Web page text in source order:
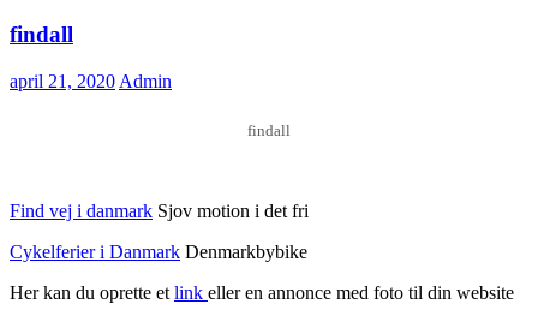
findall
april 21, 2020 Admin
findall
Find vej i danmark Sjov motion i det fri
Cykelferier i Danmark Denmarkbybike
Her kan du oprette et link eller en annonce med foto til din website